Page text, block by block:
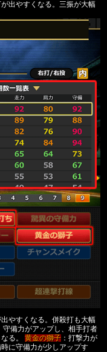
出やすくなる。三振が大幅
やすくなる。併殺打も大幅
守備力がアップし、相手打者
る。
黄金の獅子：打撃力が
に守備力が少しアップす